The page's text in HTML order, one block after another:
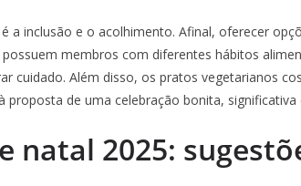
a inclusão e o acolhimento. Afinal, oferecer
membros com diferentes hábitos
cuidado. Além disso, os pratos vegetarianos
proposta de uma celebração bonita, significativa
natal 2025: